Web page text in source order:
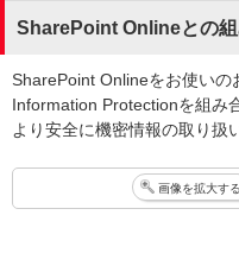
SharePoint Onlineとの組
SharePoint Onlineをお使いの
Information Protectionを組み
より安全に機密情報の取り扱
画像を拡大する